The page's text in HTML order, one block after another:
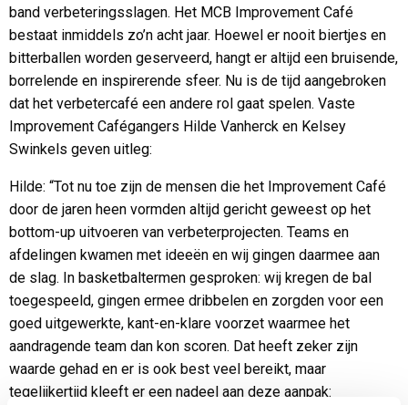
RVS
Services
Staal
VMI
Werken bij MCB
band verbeteringsslagen. Het MCB Improvement Café
bestaat inmiddels zo’n acht jaar. Hoewel er nooit biertjes en
bitterballen worden geserveerd, hangt er altijd een bruisende,
borrelende en inspirerende sfeer. Nu is de tijd aangebroken
dat het verbetercafé een andere rol gaat spelen. Vaste
Improvement Cafégangers Hilde Vanherck en Kelsey
Swinkels geven uitleg:
Hilde: “Tot nu toe zijn de mensen die het Improvement Café
door de jaren heen vormden altijd gericht geweest op het
bottom-up uitvoeren van verbeterprojecten. Teams en
afdelingen kwamen met ideeën en wij gingen daarmee aan
de slag. In basketbaltermen gesproken: wij kregen de bal
toegespeeld, gingen ermee dribbelen en zorgden voor een
goed uitgewerkte, kant-en-klare voorzet waarmee het
aandragende team dan kon scoren. Dat heeft zeker zijn
waarde gehad en er is ook best veel bereikt, maar
tegelijkertijd kleeft er een nadeel aan deze aanpak: